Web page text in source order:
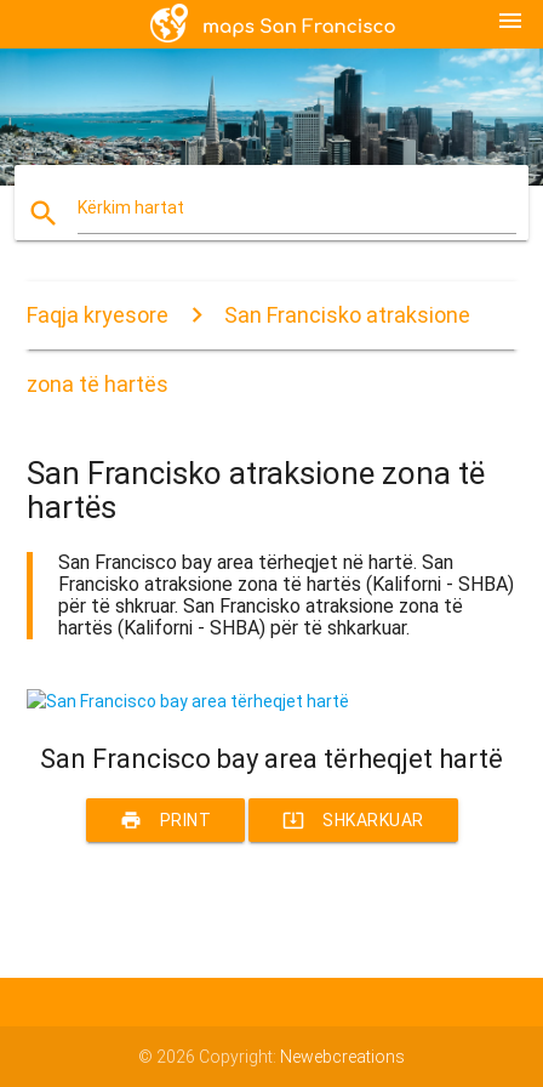
menu
search Kërkim hartat
Faqja kryesore San Francisko atraksione
zona të hartës
San Francisko atraksione zona të
hartës
San Francisco bay area tërheqjet në hartë. San
Francisko atraksione zona të hartës (Kaliforni - SHBA)
për të shkruar. San Francisko atraksione zona të
hartës (Kaliforni - SHBA) për të shkarkuar.
San Francisco bay area tërheqjet hartë
print PRINT system_update_alt SHKARKUAR
© 2026 Copyright: Newebcreations